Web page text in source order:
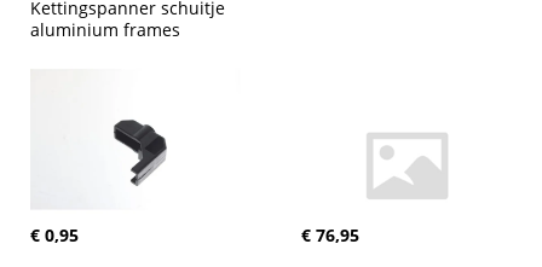
Kettingspanner schuitje
aluminium frames
€ 0,95 € 76,95